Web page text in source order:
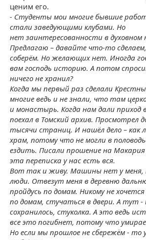
ценим его.
- Студенты мои многие бывшие
стали заведующими клубами. Но
нет заинтересованности в духовном
Предлагаю – давайте что-то сделаем,
соберём. Но желающих нет. Иногда
вам господь историю. А потом
ничего не хранил?
Когда мы первый раз сделали
многие ведь и не знали, что там
и монастырь. Когда нам дали приход
поехал в Томский архив. Просмотрел
тысячи страниц. И нашёл дело – как
храм, потому что не могли в
ездить. Писали прошение на
эта переписка у нас есть вся.
Вот так и живу. Машины нет у меня,
люди. Отвезут меня в деревню
пройдусь по домам. Никому не
по домам, стучаться в двери. А тут -
сохранилось, стуколка. А это ведь
все это погибнет, потому что
Но если мы прошлое не сбережём - то